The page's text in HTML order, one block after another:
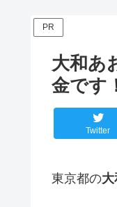
PR
大和あ
金です
Twitter
東京都の